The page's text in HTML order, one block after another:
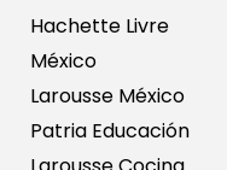
Hachette Livre
México
Larousse México
Patria Educación